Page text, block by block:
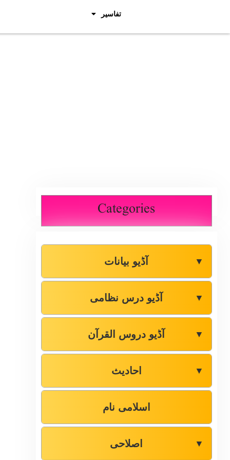
تفاسیر
Categories
آڈیو بیانات ▼
آڈیو درس نظامی ▼
آڈیو دروس القرآن ▼
احادیث ▼
اسلامی نام
اصلاحی ▼